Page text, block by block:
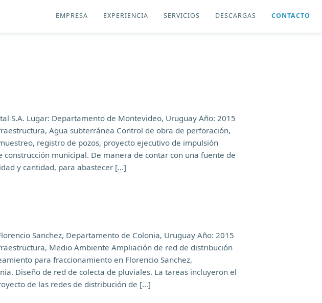
EMPRESA EXPERIENCIA SERVICIOS DESCARGAS CONTACTO
S.A. Lugar: Departamento de Montevideo, Uruguay Año: 2015
Agua subterránea Control de obra de perforación,
registro de pozos, proyecto ejecutivo de impulsión
construcción municipal. De manera de contar con una fuente de
y cantidad, para abastecer […]
Sanchez, Departamento de Colonia, Uruguay Año: 2015
Medio Ambiente Ampliación de red de distribución
para fraccionamiento en Florencio Sanchez,
Diseño de red de colecta de pluviales. La tareas incluyeron el
de las redes de distribución de […]